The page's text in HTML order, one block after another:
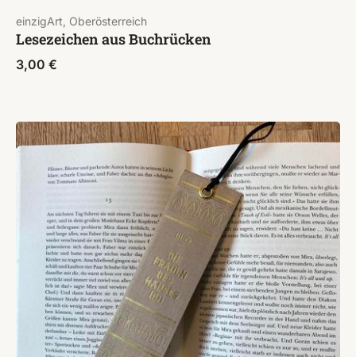
einzigArt, Oberösterreich
Lesezeichen aus Buchrücken
3,00 €